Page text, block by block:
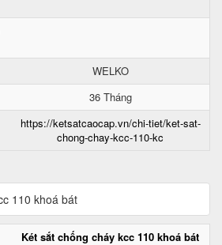
WELKO
36 Tháng
https://ketsatcaocap.vn/chi-tiet/ket-sat-
chong-chay-kcc-110-kc
Két sắt chống cháy kcc 110 khoá bát